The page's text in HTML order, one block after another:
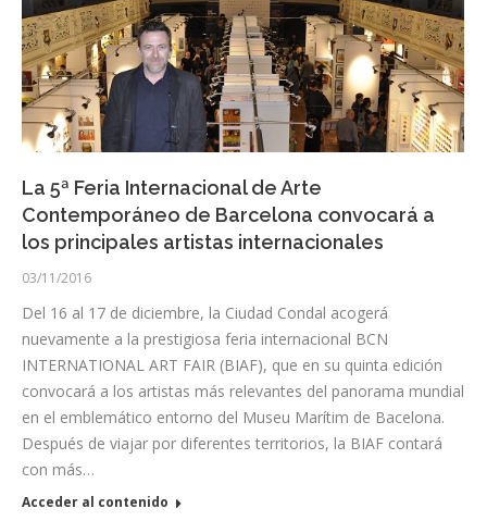
La 5ª Feria Internacional de Arte
Contemporáneo de Barcelona convocará a
los principales artistas internacionales
03/11/2016
Del 16 al 17 de diciembre, la Ciudad Condal acogerá
nuevamente a la prestigiosa feria internacional BCN
INTERNATIONAL ART FAIR (BIAF), que en su quinta edición
convocará a los artistas más relevantes del panorama mundial
en el emblemático entorno del Museu Marítim de Bacelona.
Después de viajar por diferentes territorios, la BIAF contará
con más…
Acceder al contenido